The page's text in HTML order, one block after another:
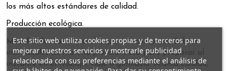
los más altos estándares de calidad.
Producción ecológica.
Matcha To-Go: el matcha que te acompaña. Sobres
individuales de matcha premium eco para preparar al
instante en el trabajo, viaje o gimnasio. Misma calidad,
Este sitio web utiliza cookies propias y de terceros para
mejorar nuestros servicios y mostrarle publicidad
relacionada con sus preferencias mediante el análisis de